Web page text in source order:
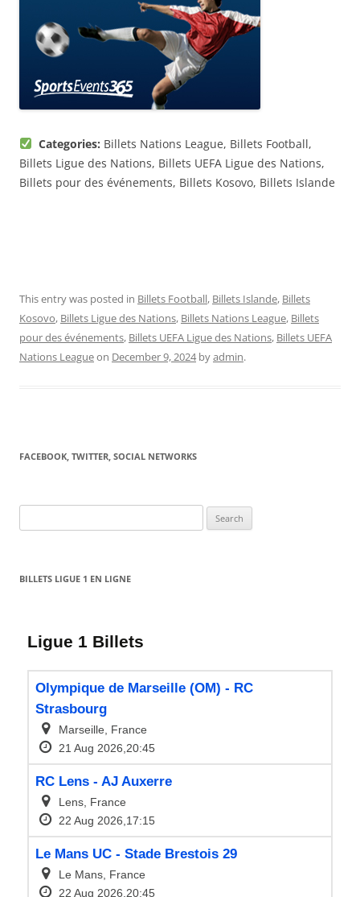
Categories: Billets Nations League, Billets Football,
Billets Ligue des Nations, Billets UEFA Ligue des Nations,
Billets pour des événements, Billets Kosovo, Billets Islande
This entry was posted in Billets Football, Billets Islande, Billets
Kosovo, Billets Ligue des Nations, Billets Nations League, Billets
pour des événements, Billets UEFA Ligue des Nations, Billets UEFA
Nations Leagueon December 9, 2024byadmin.
FACEBOOK, TWITTER, SOCIAL NETWORKS
for:
BILLETS LIGUE 1 EN LIGNE